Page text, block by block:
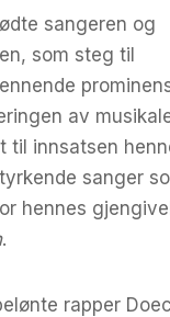
sangeren og
som steg til
av
til innsatsen
sanger
hennes
.
rapper